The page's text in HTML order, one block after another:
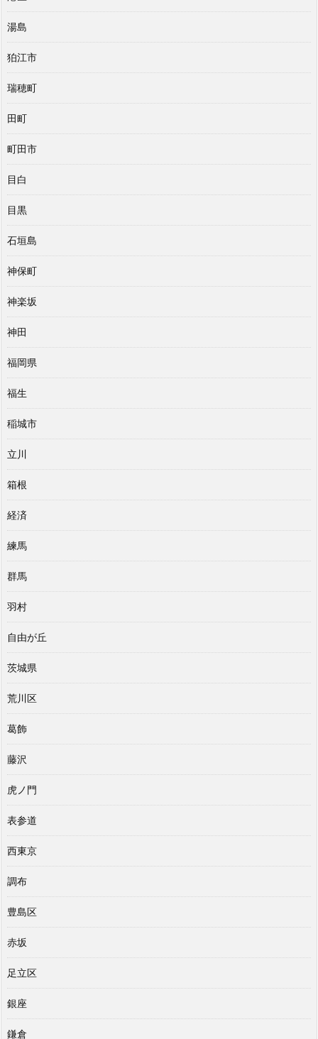
湯島
狛江市
瑞穂町
田町
町田市
目白
目黒
石垣島
神保町
神楽坂
神田
福岡県
福生
稲城市
立川
箱根
経済
練馬
群馬
羽村
自由が丘
茨城県
荒川区
葛飾
藤沢
虎ノ門
表参道
西東京
調布
豊島区
赤坂
足立区
銀座
鎌倉